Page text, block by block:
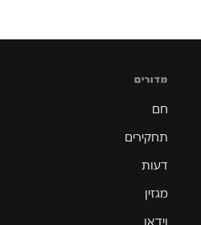
מדורים
חם
תחקירים
דעות
מגזין
וידאו